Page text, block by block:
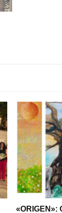
«ORIGEN»: